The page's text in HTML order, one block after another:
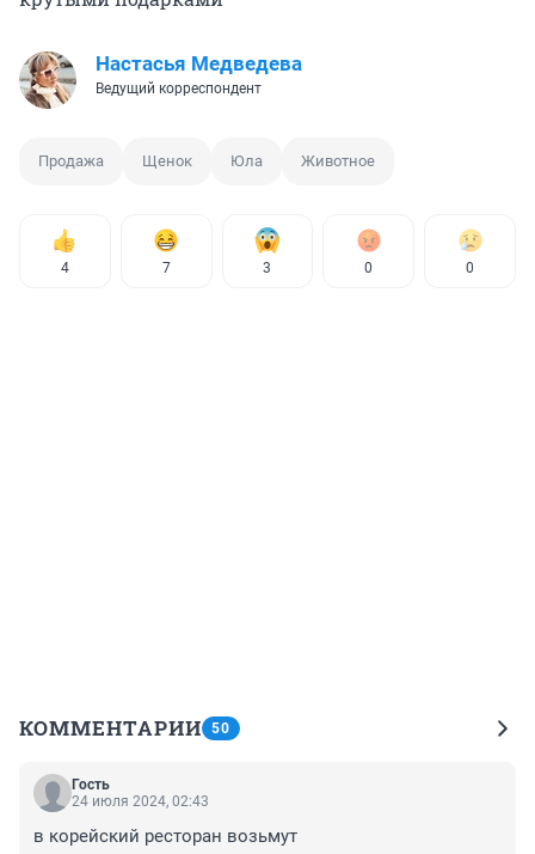
Настасья Медведева
Ведущий корреспондент
Продажа Щенок Юла Животное
4 7 3 0 0
КОММЕНТАРИИ 50
Гость
24 июля 2024, 02:43
в корейский ресторан возьмут